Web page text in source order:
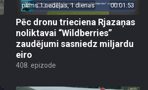
pirms 1 nedēļas, 1 dienas 00:01:53
Pēc dronu trieciena Rjazaņas
noliktavai “Wildberries”
zaudējumi sasniedz miljardu
eiro
408. epizode